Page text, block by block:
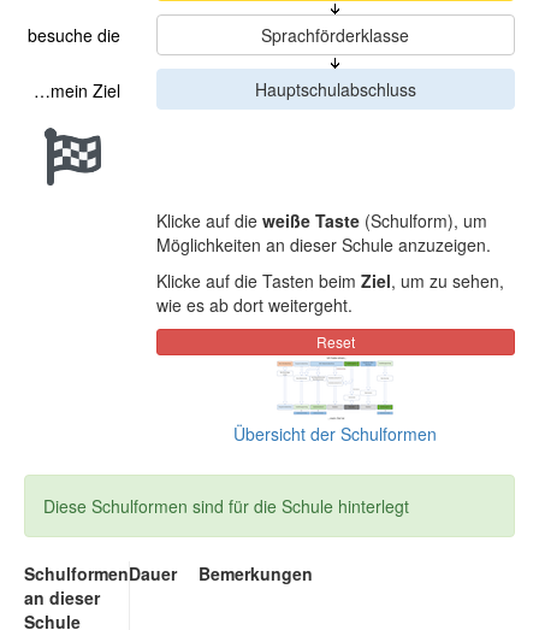
besuche die
…mein Ziel
Klicke auf die weiße Taste(Schulform), um
Möglichkeiten an dieser Schule anzuzeigen.
Klicke auf die Tasten beim Ziel, um zu sehen,
wie es ab dort weitergeht.
Übersicht der Schulformen
Diese Schulformen sind für die Schule hinterlegt
Schulformen
an dieser
Schule
Dauer Bemerkungen